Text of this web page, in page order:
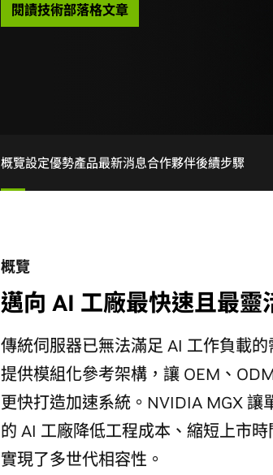
閱讀技術部落格文章
概覽設定優勢產品最新消息合作夥伴後續步驟
概覽
邁向 AI 工廠最快速且最靈
傳統伺服器已無法滿足 AI 工作負載
提供模組化參考架構，讓 OEM、
更快打造加速系統。NVIDIA MGX 讓
的 AI 工廠降低工程成本、縮短上市
實現了多世代相容性。